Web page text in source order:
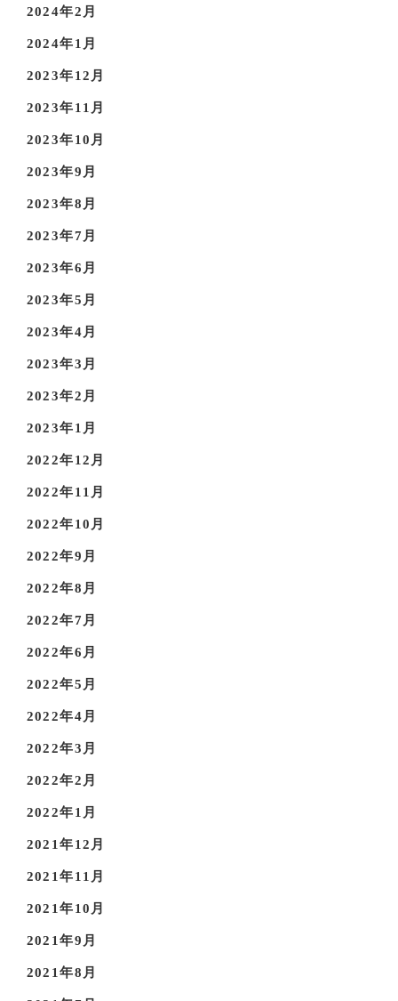
2024年2月
2024年1月
2023年12月
2023年11月
2023年10月
2023年9月
2023年8月
2023年7月
2023年6月
2023年5月
2023年4月
2023年3月
2023年2月
2023年1月
2022年12月
2022年11月
2022年10月
2022年9月
2022年8月
2022年7月
2022年6月
2022年5月
2022年4月
2022年3月
2022年2月
2022年1月
2021年12月
2021年11月
2021年10月
2021年9月
2021年8月